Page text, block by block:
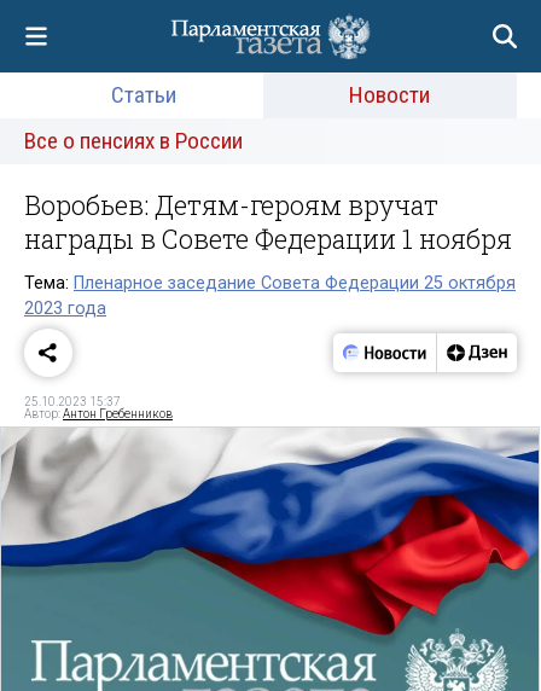
Статьи
Новости
Все о пенсиях в России
Воробьев: Детям-героям вручат
награды в Совете Федерации 1 ноября
Тема: Пленарное заседание Совета Федерации 25 октября
2023 года
25.10.2023 15:37
Автор:Антон Гребенников